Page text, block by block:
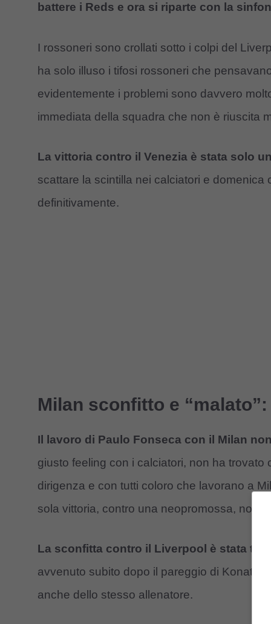
battere i Reds e ora si riparte con la
I rossoneri sono crollati sotto i colpi del
ha solo illuso i tifosi rossoneri che
evidentemente i problemi sono davvero
immediata della squadra che non è riuscita
La vittoria contro il Venezia è stata solo
scattare la scintilla nei calciatori e domenica
definitivamente.
Milan sconfitto e
Il lavoro di Paulo Fonseca con il Milan
giusto feeling con i calciatori, non ha
dirigenza e con tutti coloro che lavorano a
sola vittoria, contro una neopromossa, non
La sconfitta contro il Liverpool è stata
avvenuto subito dopo il pareggio di Konaté,
anche dello stesso allenatore.